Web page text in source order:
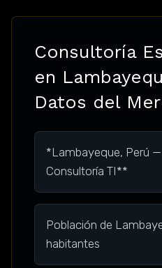
Consultoría
en
Datos del
*Lambayeque, Perú
Consultoría TI**
Población de
habitantes